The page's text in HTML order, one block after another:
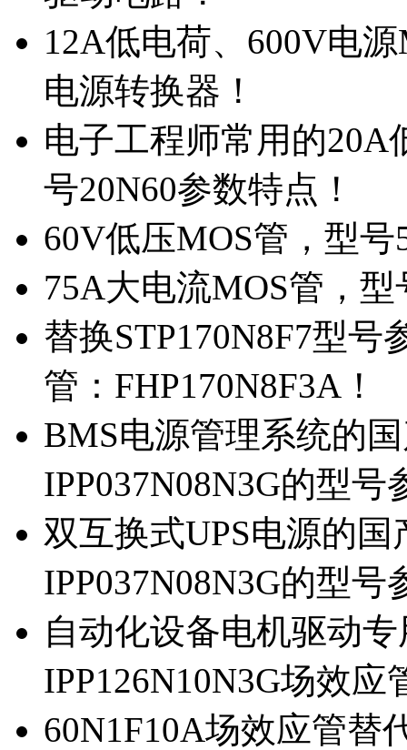
12A低电荷、600V电
电源转换器！
电子工程师常用的20A
号20N60参数特点！
60V低压MOS管，型
75A大电流MOS管，
替换STP170N8F7型
管：FHP170N8F3A！
BMS电源管理系统的
IPP037N08N3G的型号
双互换式UPS电源的
IPP037N08N3G的型号
自动化设备电机驱动
IPP126N10N3G场效应
60N1F10A场效应管替